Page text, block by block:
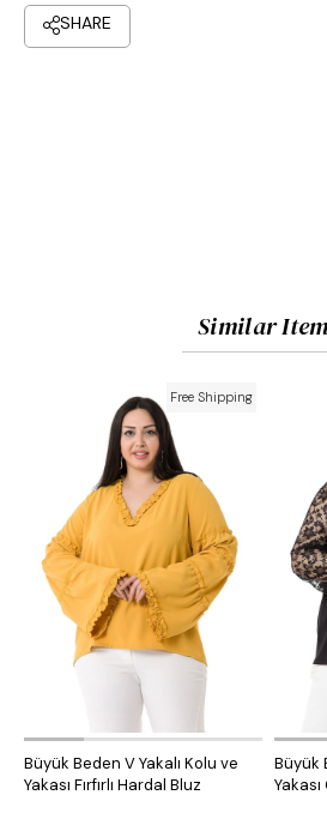
Similar
Büyük Beden V Yakalı Kolu ve
Yakası Fırfırlı Hardal Bluz
Free Shipping
Büyük